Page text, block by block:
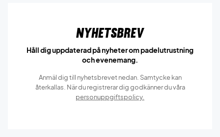
Nyhetsbrev
Håll dig uppdaterad på nyheter om padelutrustning
och evenemang.
Anmäl dig till nyhetsbrevet nedan. Samtycke kan
återkallas. När du registrerar dig godkänner du våra
personuppgiftspolicy.